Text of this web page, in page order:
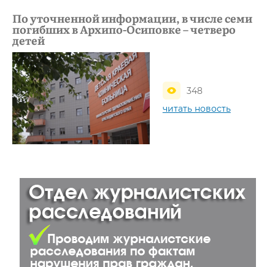
По уточненной информации, в числе семи
погибших в Архипо-Осиповке – четверо
детей
348
читать новость